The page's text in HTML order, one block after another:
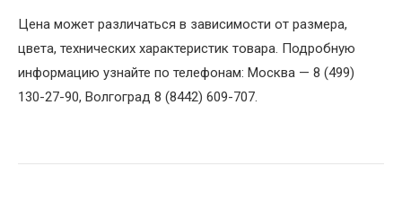
Цена может различаться в зависимости от размера,
цвета, технических характеристик товара. Подробную
информацию узнайте по телефонам: Москва — 8 (499)
130-27-90, Волгоград 8 (8442) 609-707.